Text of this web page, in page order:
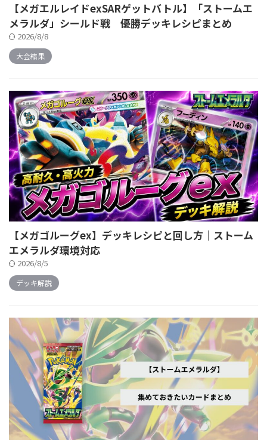
【メガエルレイドexSARゲットバトル】「ストームエ
メラルダ」シールド戦 優勝デッキレシピまとめ
2026/8/8
大会結果
【メガゴルーグex】デッキレシピと回し方｜ストーム
エメラルダ環境対応
2026/8/5
デッキ解説